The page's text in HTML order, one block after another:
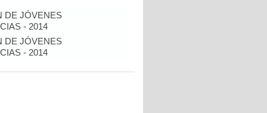
DE JÓVENES
- 2014
DE JÓVENES
- 2014